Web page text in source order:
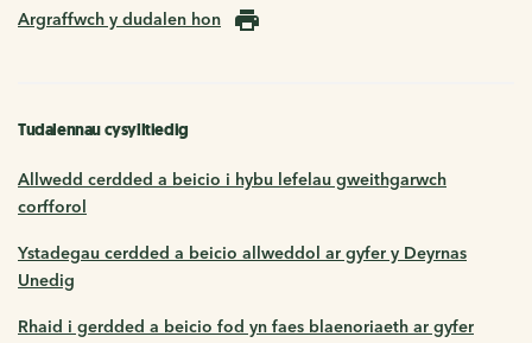
Argraffwch y dudalen hon
Tudalennau cysylltiedig
Allwedd cerdded a beicio i hybu lefelau gweithgarwch
corfforol
Ystadegau cerdded a beicio allweddol ar gyfer y Deyrnas
Unedig
Rhaid i gerdded a beicio fod yn faes blaenoriaeth ar gyfer